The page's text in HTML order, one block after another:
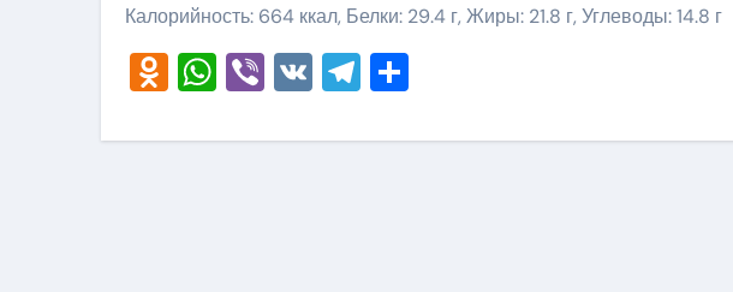
Калорийность: 664 ккал, Белки: 29.4 г, Жиры: 21.8 г, Углеводы: 14.8 г
Odnoklassniki
WhatsApp
Viber
VKTelegram